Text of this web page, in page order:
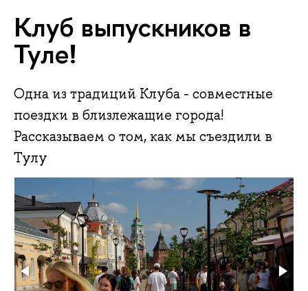
Клуб выпускников в
Туле!
Одна из традиций Клуба - совместные
поездки в близлежащие города!
Рассказываем о том, как мы съездили в
Тулу